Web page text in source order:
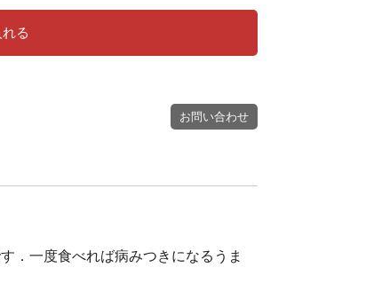
る
お問い合わせ
．一度食べれば病みつきになるうま